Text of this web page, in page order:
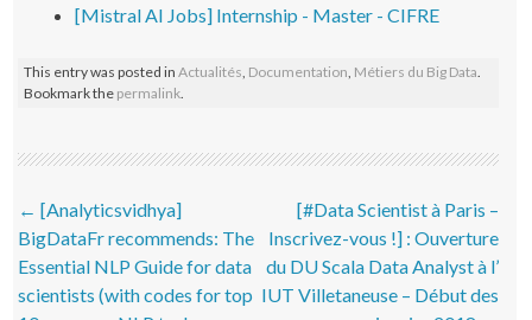
[Mistral AI Jobs] Internship - Master - CIFRE
This entry was posted inActualités, Documentation, Métiers du Big Data.
Bookmark the permalink.
Post navigation
← [Analyticsvidhya]
BigDataFr recommends: The
Essential NLP Guide for data
scientists (with codes for top
[#Data Scientist à Paris –
Inscrivez-vous !] : Ouverture
du DU Scala Data Analyst à l’
IUT Villetaneuse – Début des